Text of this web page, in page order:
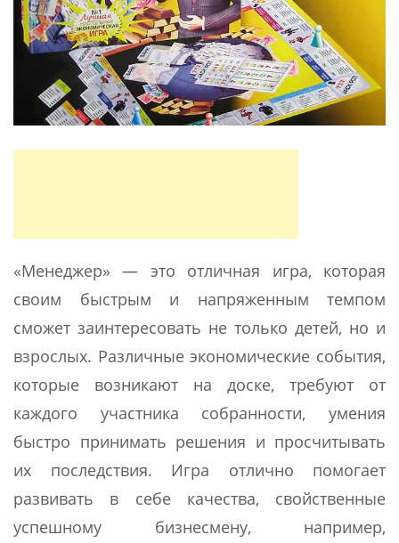
«Менеджер» — это отличная игра, которая
своим быстрым и напряженным темпом
сможет заинтересовать не только детей, но и
взрослых. Различные экономические события,
которые возникают на доске, требуют от
каждого участника собранности, умения
быстро принимать решения и просчитывать
их последствия. Игра отлично помогает
развивать в себе качества, свойственные
успешному бизнесмену, например,